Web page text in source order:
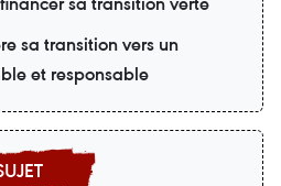
sa transition vers un
et responsable